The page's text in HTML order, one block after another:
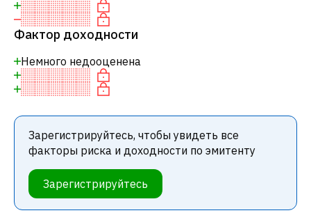
Фактор доходности
Немного недооценена
Зарегистрируйтесь, чтобы увидеть все
факторы риска и доходности по эмитенту
Зарегистрируйтесь